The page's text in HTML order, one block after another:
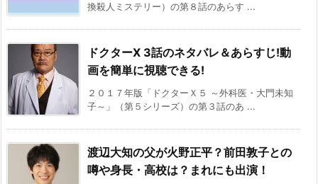
換殺人ミステリー）の第８話のあらす ...
ドクターX 3話のネタバレ＆あらすじ!動
画を簡単に視聴できる!
２０１７年版「ドクターＸ５ ～外科医・大門未知
子～」（第５シリーズ）の第３話のあ ...
渡辺大知の父が火野正平？前田敦子との
噂や身長・高校は？まれにも出演！